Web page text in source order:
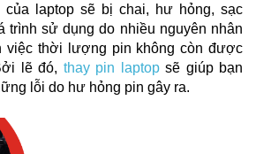
laptop sẽ bị chai, hư hỏng, sạc
trình sử dụng do nhiều nguyên nhân
việc thời lượng pin không còn được
lẽ đó, thay pin laptop sẽ giúp bạn
lỗi do hư hỏng pin gây ra.